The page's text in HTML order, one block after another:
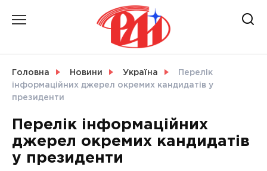
СВІТ
УКРАЇНА
Головна Новини Україна
Перелік
інформаційних джерел окремих кандидатів у
президенти
Перелік інформаційних
джерел окремих кандидатів
у президенти